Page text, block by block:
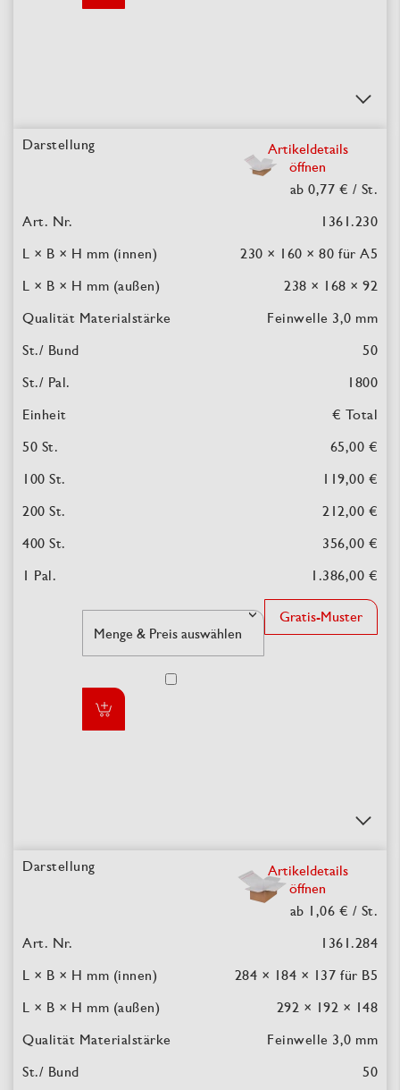
Artikeldetails
öffnen
ab 0,77 € / St.
1361.230
230 × 160 × 80 für A5
238 × 168 × 92
Feinwelle 3,0 mm
50
1800
€ Total
65,00 €
119,00 €
212,00 €
356,00 €
1.386,00 €
Gratis-Muster
Artikeldetails
öffnen
ab 1,06 € / St.
1361.284
284 × 184 × 137 für B5
292 × 192 × 148
Feinwelle 3,0 mm
50